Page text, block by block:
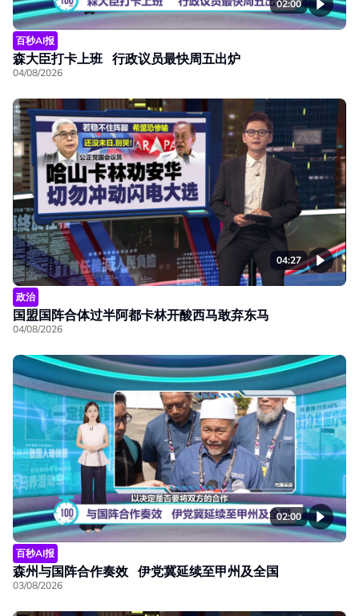
02:00
百秒AI报
森大臣打卡上班 行政议员最快周五出炉
04/08/2026
04:27
政治
国盟国阵合体过半阿都卡林开酸西马敢弃东马
04/08/2026
02:00
百秒AI报
森州与国阵合作奏效 伊党冀延续至甲州及全国
03/08/2026